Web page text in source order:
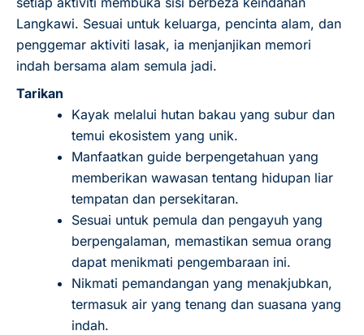
Langkawi. Sesuai untuk keluarga, pencinta alam, dan
penggemar aktiviti lasak, ia menjanjikan memori
indah bersama alam semula jadi.
Tarikan
Kayak melalui hutan bakau yang subur dan
temui ekosistem yang unik.
Manfaatkan guide berpengetahuan yang
memberikan wawasan tentang hidupan liar
tempatan dan persekitaran.
Sesuai untuk pemula dan pengayuh yang
berpengalaman, memastikan semua orang
dapat menikmati pengembaraan ini.
Nikmati pemandangan yang menakjubkan,
termasuk air yang tenang dan suasana yang
indah.